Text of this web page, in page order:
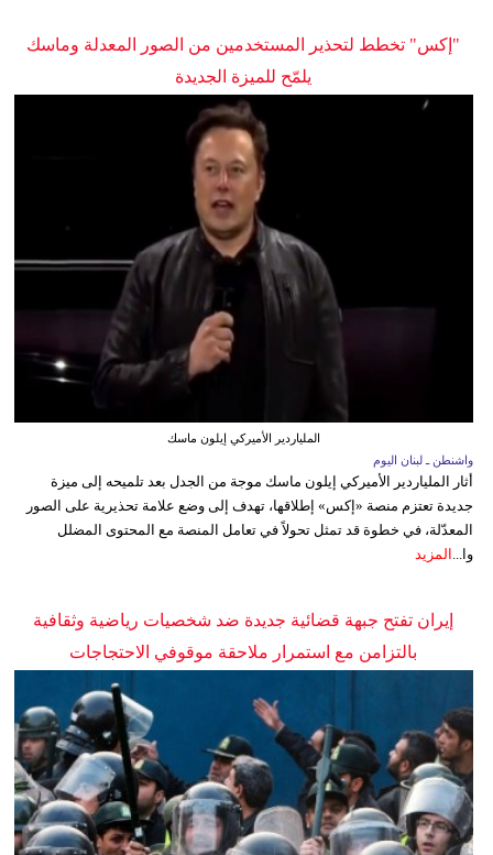
"إكس" تخطط لتحذير المستخدمين من الصور المعدلة وماسك
يلمّح للميزة الجديدة
الملياردير الأميركي إيلون ماسك
واشنطن ـ لبنان اليوم
أثار الملياردير الأميركي إيلون ماسك موجة من الجدل بعد تلميحه إلى ميزة
جديدة تعتزم منصة «إكس» إطلاقها، تهدف إلى وضع علامة تحذيرية على الصور
المعدّلة، في خطوة قد تمثل تحولاً في تعامل المنصة مع المحتوى المضلل
وا...
المزيد
إيران تفتح جبهة قضائية جديدة ضد شخصيات رياضية وثقافية
بالتزامن مع استمرار ملاحقة موقوفي الاحتجاجات